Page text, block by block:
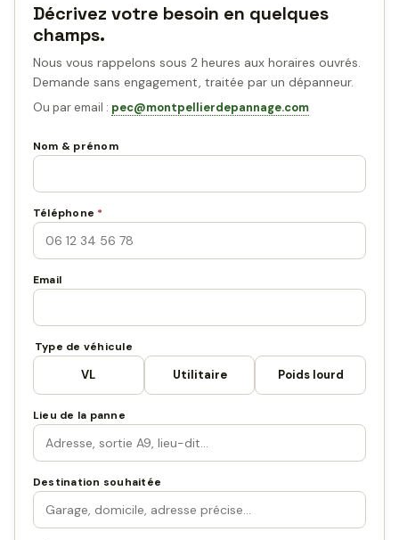
Décrivez votre besoin en quelques
champs.
Nous vous rappelons sous 2 heures aux horaires ouvrés.
Demande sans engagement, traitée par un dépanneur.
Ou par email : pec@montpellierdepannage.com
Nom & prénom
Téléphone *
Email
Type de véhicule
VL Utilitaire Poids lourd
Lieu de la panne
Destination souhaitée